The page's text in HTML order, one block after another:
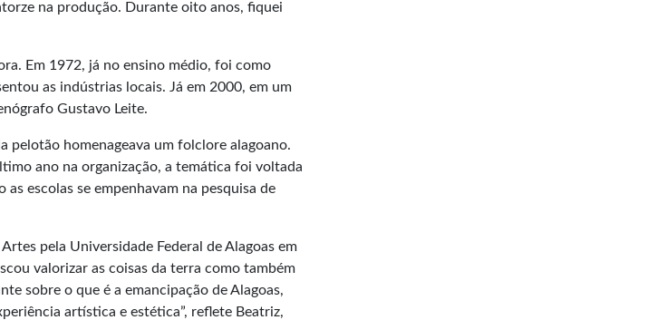
na produção. Durante oito anos, fiquei
Em 1972, já no ensino médio, foi como
as indústrias locais. Já em 2000, em um
Gustavo Leite.
pelotão homenageava um folclore alagoano.
ano na organização, a temática foi voltada
escolas se empenhavam na pesquisa de
pela Universidade Federal de Alagoas em
valorizar as coisas da terra como também
sobre o que é a emancipação de Alagoas,
artística e estética”, reflete Beatriz,